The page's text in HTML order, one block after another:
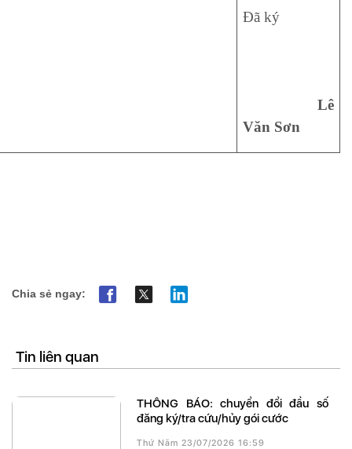
Đã ký
Lê
Văn Sơn
Chia sẻ ngay:
Tin liên quan
THÔNG BÁO: chuyển đổi đầu số
đăng ký/tra cứu/hủy gói cước
Thứ Năm 23/07/2026 16:59